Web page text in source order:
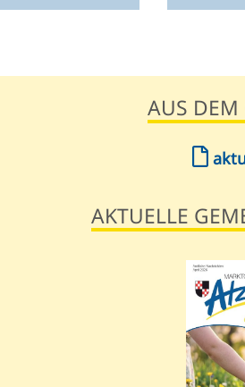
AUS DEM
AKTUELLE